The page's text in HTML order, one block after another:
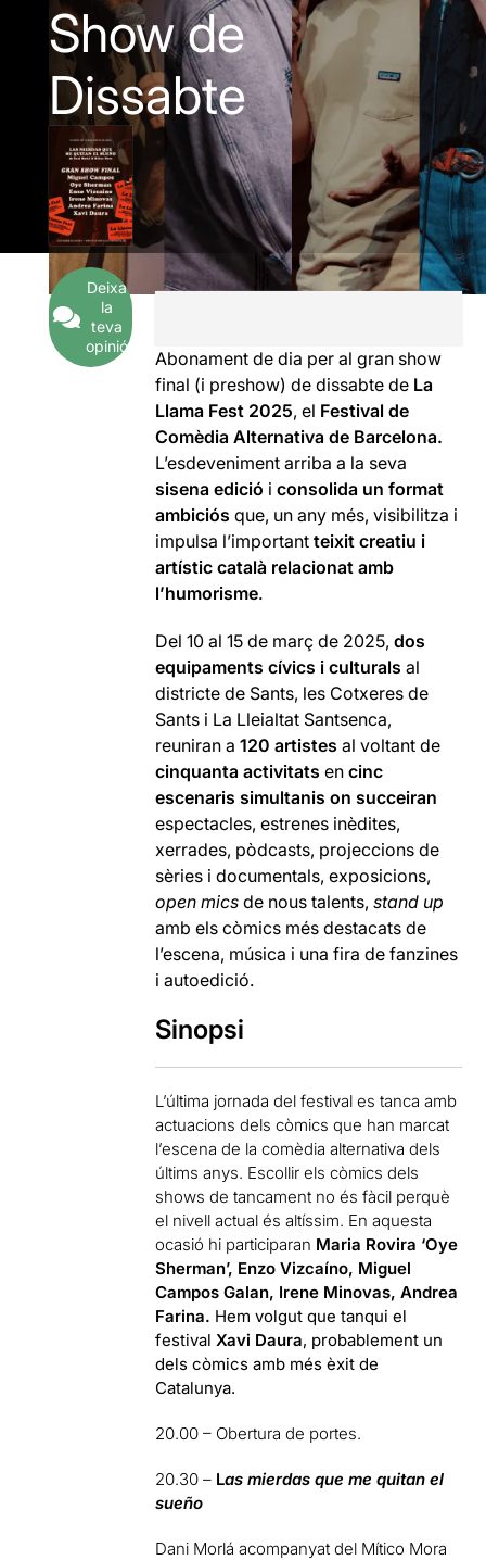
Show de
Dissabte
Deixa
la
teva
opinió
Abonament de dia per al gran show
final (i preshow) de dissabte de La
Llama Fest 2025, el Festival de
Comèdia Alternativa de Barcelona.
L’esdeveniment arriba a la seva
sisena edició iconsolida un format
ambiciós que, un any més, visibilitza i
impulsa l’important teixit creatiu i
artístic català relacionat amb
l’humorisme.
Del 10 al 15 de març de 2025,dos
equipaments cívics i culturals al
districte de Sants, les Cotxeres de
Sants i La Lleialtat Santsenca,
reuniran a120 artistes al voltant de
cinquanta activitats en cinc
escenaris simultanis on succeiran
espectacles, estrenes inèdites,
xerrades, pòdcasts, projeccions de
sèries i documentals, exposicions,
open micsde nous talents,stand up
amb els còmics més destacats de
l’escena, música i una fira de fanzines
i autoedició.
Sinopsi
L’última jornada del festival es tanca amb
actuacions dels còmics que han marcat
l’escena de la comèdia alternativa dels
últims anys. Escollir els còmics dels
shows de tancament no és fàcil perquè
el nivell actual és altíssim. En aquesta
ocasió hi participaran Maria Rovira ‘Oye
Sherman’, Enzo Vizcaíno, Miguel
Campos Galan, Irene Minovas, Andrea
Farina. Hem volgut que tanqui el
festivalXavi Daura, probablement un
dels còmics amb més èxit de
Catalunya.
20.00 – Obertura de portes.
20.30 – Las mierdas que me quitan el
sueño
Dani Morlá acompanyat del Mítico Mora